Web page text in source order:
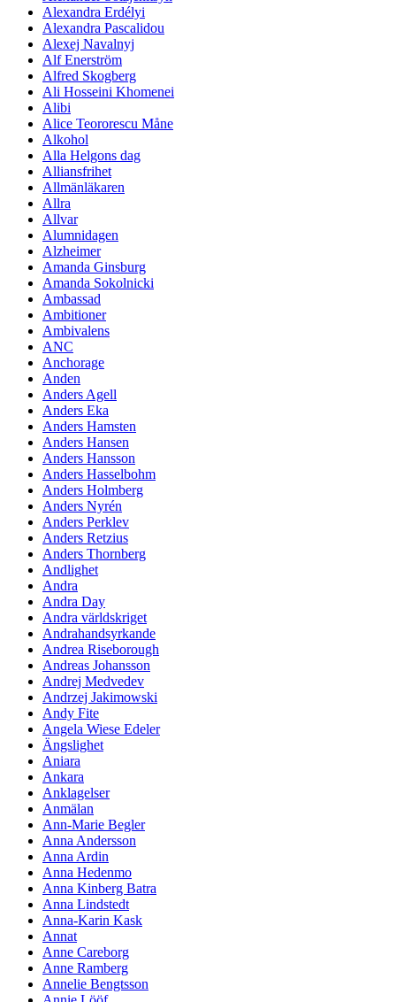
Alexandra Erdélyi
Alexandra Pascalidou
Alexej Navalnyj
Alf Enerström
Alfred Skogberg
Ali Hosseini Khomenei
Alibi
Alice Teororescu Måne
Alkohol
Alla Helgons dag
Alliansfrihet
Allmänläkaren
Allra
Allvar
Alumnidagen
Alzheimer
Amanda Ginsburg
Amanda Sokolnicki
Ambassad
Ambitioner
Ambivalens
ANC
Anchorage
Anden
Anders Agell
Anders Eka
Anders Hamsten
Anders Hansen
Anders Hansson
Anders Hasselbohm
Anders Holmberg
Anders Nyrén
Anders Perklev
Anders Retzius
Anders Thornberg
Andlighet
Andra
Andra Day
Andra världskriget
Andrahandsyrkande
Andrea Riseborough
Andreas Johansson
Andrej Medvedev
Andrzej Jakimowski
Andy Fite
Angela Wiese Edeler
Ängslighet
Aniara
Ankara
Anklagelser
Anmälan
Ann-Marie Begler
Anna Andersson
Anna Ardin
Anna Hedenmo
Anna Kinberg Batra
Anna Lindstedt
Anna-Karin Kask
Annat
Anne Careborg
Anne Ramberg
Annelie Bengtsson